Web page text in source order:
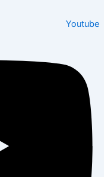
Youtube